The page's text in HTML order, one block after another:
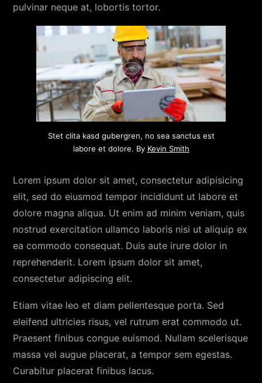
pulvinar neque at, lobortis tortor.
Stet clita kasd gubergren, no sea sanctus est
labore et dolore. By Kevin Smith
Lorem ipsum dolor sit amet, consectetur adipisicing
elit, sed do eiusmod tempor incididunt ut labore et
dolore magna aliqua. Ut enim ad minim veniam, quis
nostrud exercitation ullamco laboris nisi ut aliquip ex
ea commodo consequat. Duis aute irure dolor in
reprehenderit. Lorem ipsum dolor sit amet,
consectetur adipiscing elit.
Etiam vitae leo et diam pellentesque porta. Sed
eleifend ultricies risus, vel rutrum erat commodo ut.
Praesent finibus congue euismod. Nullam scelerisque
massa vel augue placerat, a tempor sem egestas.
Curabitur placerat finibus lacus.